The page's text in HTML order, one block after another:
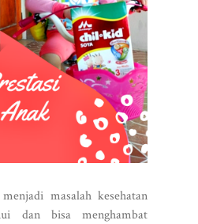
masalah kesehatan
dan bisa menghambat